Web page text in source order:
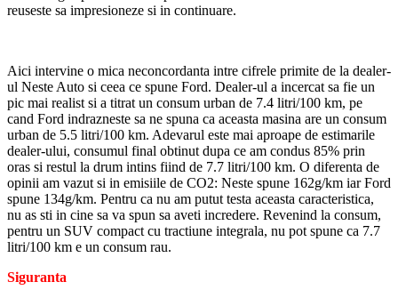
reuseste sa impresioneze si in continuare.
Aici intervine o mica neconcordanta intre cifrele primite de la dealer-
ul Neste Auto si ceea ce spune Ford. Dealer-ul a incercat sa fie un
pic mai realist si a titrat un consum urban de 7.4 litri/100 km, pe
cand Ford indrazneste sa ne spuna ca aceasta masina are un consum
urban de 5.5 litri/100 km. Adevarul este mai aproape de estimarile
dealer-ului, consumul final obtinut dupa ce am condus 85% prin
oras si restul la drum intins fiind de 7.7 litri/100 km. O diferenta de
opinii am vazut si in emisiile de CO2: Neste spune 162g/km iar Ford
spune 134g/km. Pentru ca nu am putut testa aceasta caracteristica,
nu as sti in cine sa va spun sa aveti incredere. Revenind la consum,
pentru un SUV compact cu tractiune integrala, nu pot spune ca 7.7
litri/100 km e un consum rau.
Siguranta